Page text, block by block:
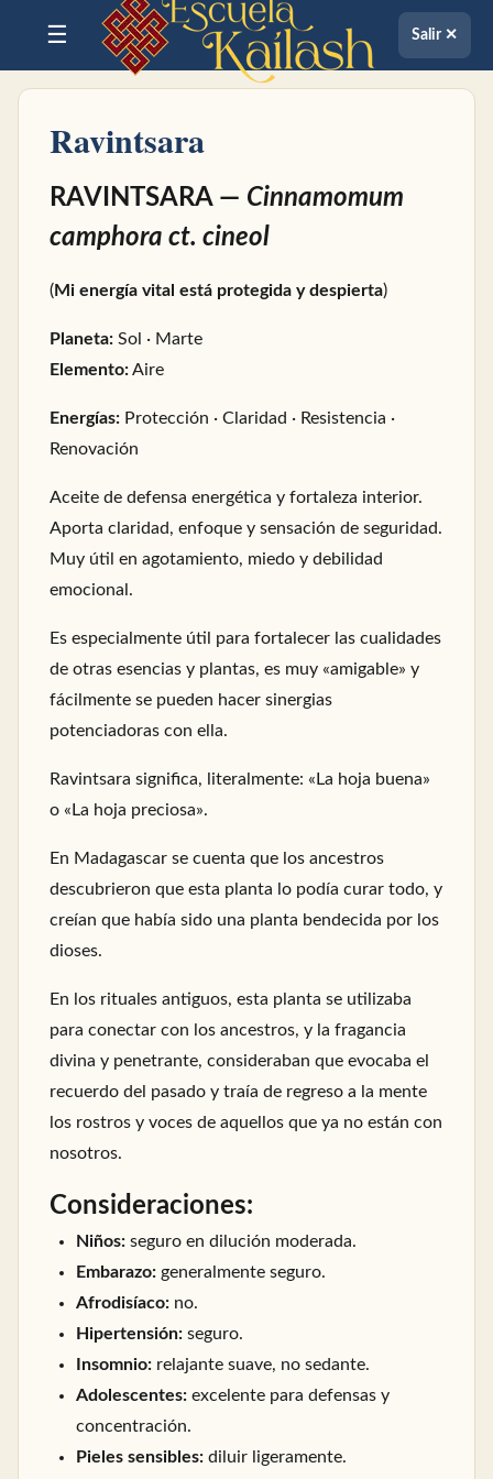
☰ Salir ✕
Ravintsara
RAVINTSARA — Cinnamomum
camphora ct. cineol
(Mi energía vital está protegida y despierta)
Planeta: Sol · Marte
Elemento:Aire
Energías: Protección · Claridad · Resistencia ·
Renovación
Aceite de defensa energética y fortaleza interior.
Aporta claridad, enfoque y sensación de seguridad.
Muy útil en agotamiento, miedo y debilidad
emocional.
Es especialmente útil para fortalecer las cualidades
de otras esencias y plantas, es muy «amigable» y
fácilmente se pueden hacer sinergias
potenciadoras con ella.
Ravintsara significa, literalmente: «La hoja buena»
o «La hoja preciosa».
En Madagascar se cuenta que los ancestros
descubrieron que esta planta lo podía curar todo, y
creían que había sido una planta bendecida por los
dioses.
En los rituales antiguos, esta planta se utilizaba
para conectar con los ancestros, y la fragancia
divina y penetrante, consideraban que evocaba el
recuerdo del pasado y traía de regreso a la mente
los rostros y voces de aquellos que ya no están con
nosotros.
Consideraciones:
Niños: seguro en dilución moderada.
Embarazo: generalmente seguro.
Afrodisíaco: no.
Hipertensión: seguro.
Insomnio: relajante suave, no sedante.
Adolescentes: excelente para defensas y
concentración.
Pieles sensibles: diluir ligeramente.